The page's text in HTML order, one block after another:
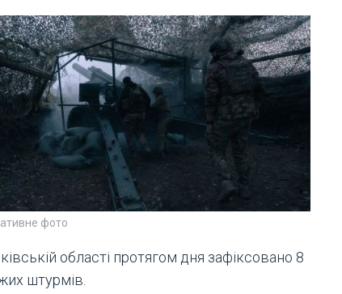
фото
області протягом дня зафіксовано 8
штурмів.